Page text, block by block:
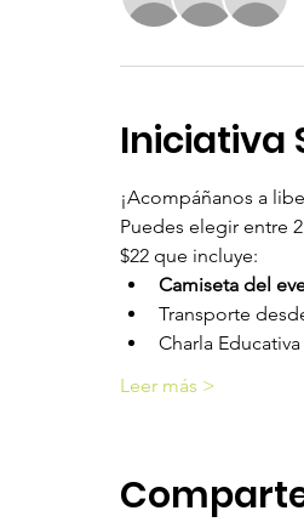
Iniciativa
¡Acompáñanos a
Puedes elegir entre
$22 que incluye:
Camiseta del
Transporte
Charla
Leer más >